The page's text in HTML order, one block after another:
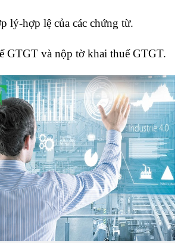
lý-hợp lệ của các chứng từ.
GTGT và nộp tờ khai thuế GTGT.